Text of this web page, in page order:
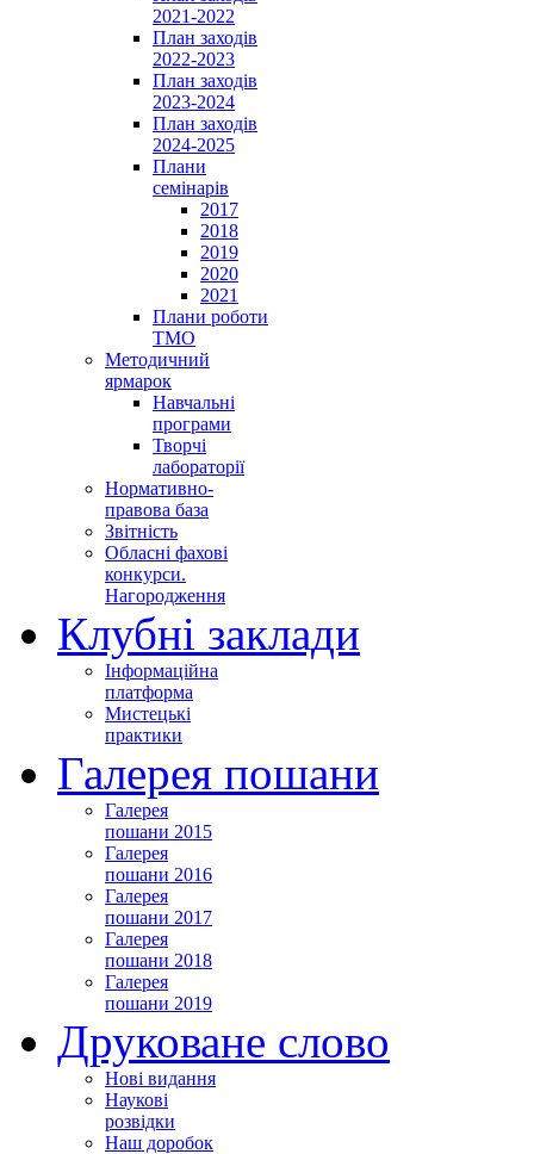
2021-2022
План заходів
2022-2023
План заходів
2023-2024
План заходів
2024-2025
Плани
семінарів
2017
2018
2019
2020
2021
Плани роботи
ТМО
Методичний
ярмарок
Навчальні
програми
Творчі
лабораторії
Нормативно-
правова база
Звітність
Обласні фахові
конкурси.
Нагородження
Клубні заклади
Інформаційна
платформа
Мистецькі
практики
Галерея пошани
Галерея
пошани 2015
Галерея
пошани 2016
Галерея
пошани 2017
Галерея
пошани 2018
Галерея
пошани 2019
Друковане слово
Нові видання
Наукові
розвідки
Наш доробок